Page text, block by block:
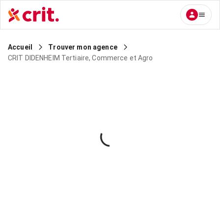
Accueil
Trouver mon agence
CRIT DIDENHEIM Tertiaire, Commerce et Agro